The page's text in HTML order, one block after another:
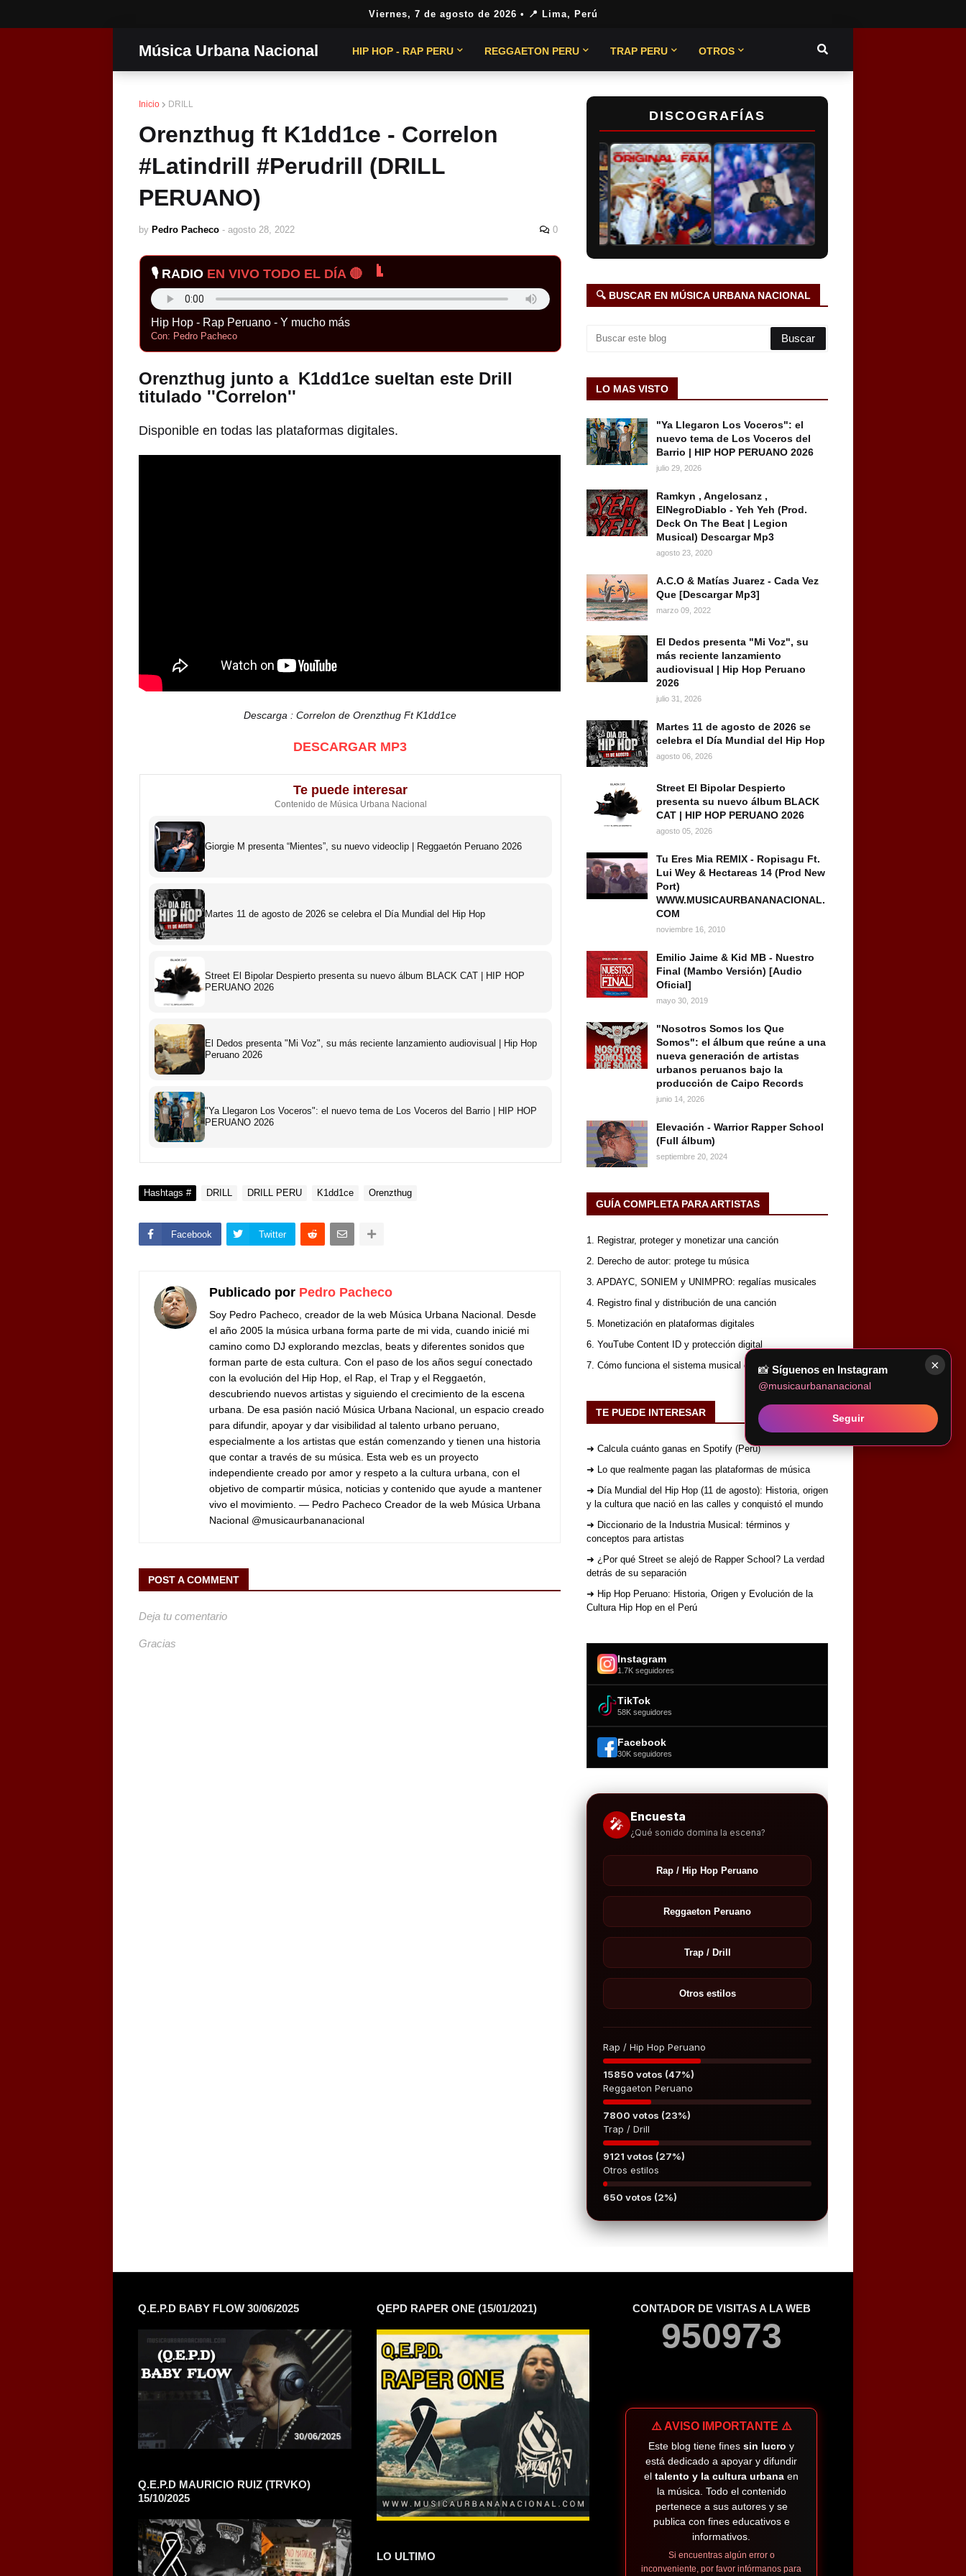
Viernes, 7 de agosto de 2026 • 📍 Lima, Perú
Música Urbana Nacional HIP HOP - RAP PERU REGGAETON PERU TRAP PERU OTROS
Inicio DRILL
Orenzthug ft K1dd1ce - Correlon
#Latindrill #Perudrill (DRILL
PERUANO)
by Pedro Pacheco - agosto 28, 2022 0
🎙️ RADIO EN VIVO TODO EL DÍA 🔴
Hip Hop - Rap Peruano - Y mucho más
Con: Pedro Pacheco
Orenzthug junto a K1dd1ce sueltan este Drill
titulado ''Correlon''
Disponible en todas las plataformas digitales.
Descarga : Correlon de Orenzthug Ft K1dd1ce
DESCARGAR MP3
Te puede interesar
Contenido de Música Urbana Nacional
Giorgie M presenta “Mientes”, su nuevo videoclip | Reggaetón Peruano 2026
Martes 11 de agosto de 2026 se celebra el Día Mundial del Hip Hop
Street El Bipolar Despierto presenta su nuevo álbum BLACK CAT | HIP HOP
PERUANO 2026
El Dedos presenta "Mi Voz", su más reciente lanzamiento audiovisual | Hip Hop
Peruano 2026
"Ya Llegaron Los Voceros": el nuevo tema de Los Voceros del Barrio | HIP HOP
PERUANO 2026
Hashtags # DRILL DRILL PERU K1dd1ce Orenzthug
Facebook Twitter
Publicado por Pedro Pacheco
Soy Pedro Pacheco, creador de la web Música Urbana Nacional. Desde
el año 2005 la música urbana forma parte de mi vida, cuando inicié mi
camino como DJ explorando mezclas, beats y diferentes sonidos que
forman parte de esta cultura. Con el paso de los años seguí conectado
con la evolución del Hip Hop, el Rap, el Trap y el Reggaetón,
descubriendo nuevos artistas y siguiendo el crecimiento de la escena
urbana. De esa pasión nació Música Urbana Nacional, un espacio creado
para difundir, apoyar y dar visibilidad al talento urbano peruano,
especialmente a los artistas que están comenzando y tienen una historia
que contar a través de su música. Esta web es un proyecto
independiente creado por amor y respeto a la cultura urbana, con el
objetivo de compartir música, noticias y contenido que ayude a mantener
vivo el movimiento. — Pedro Pacheco Creador de la web Música Urbana
Nacional @musicaurbananacional
POST A COMMENT
Deja tu comentario
Gracias
DISCOGRAFÍAS
🔍 BUSCAR EN MÚSICA URBANA NACIONAL
LO MAS VISTO
"Ya Llegaron Los Voceros": el
nuevo tema de Los Voceros del
Barrio | HIP HOP PERUANO 2026
julio 29, 2026
Ramkyn , Angelosanz ,
ElNegroDiablo - Yeh Yeh (Prod.
Deck On The Beat | Legion
Musical) Descargar Mp3
agosto 23, 2020
A.C.O & Matías Juarez - Cada Vez
Que [Descargar Mp3]
marzo 09, 2022
El Dedos presenta "Mi Voz", su
más reciente lanzamiento
audiovisual | Hip Hop Peruano
2026
julio 31, 2026
Martes 11 de agosto de 2026 se
celebra el Día Mundial del Hip Hop
agosto 06, 2026
Street El Bipolar Despierto
presenta su nuevo álbum BLACK
CAT | HIP HOP PERUANO 2026
agosto 05, 2026
Tu Eres Mia REMIX - Ropisagu Ft.
Lui Wey & Hectareas 14 (Prod New
Port)
WWW.MUSICAURBANANACIONAL.
COM
noviembre 16, 2010
Emilio Jaime & Kid MB - Nuestro
Final (Mambo Versión) [Audio
Oficial]
mayo 30, 2019
"Nosotros Somos los Que
Somos": el álbum que reúne a una
nueva generación de artistas
urbanos peruanos bajo la
producción de Caipo Records
junio 14, 2026
Elevación - Warrior Rapper School
(Full álbum)
septiembre 20, 2024
GUÍA COMPLETA PARA ARTISTAS
1. Registrar, proteger y monetizar una canción
2. Derecho de autor: protege tu música
3. APDAYC, SONIEM y UNIMPRO: regalías musicales
4. Registro final y distribución de una canción
5. Monetización en plataformas digitales
6. YouTube Content ID y protección digital
7. Cómo funciona el sistema musical completo
TE PUEDE INTERESAR
➜ Calcula cuánto ganas en Spotify (Perú)
➜ Lo que realmente pagan las plataformas de música
➜ Día Mundial del Hip Hop (11 de agosto): Historia, origen
y la cultura que nació en las calles y conquistó el mundo
➜ Diccionario de la Industria Musical: términos y
conceptos para artistas
➜ ¿Por qué Street se alejó de Rapper School? La verdad
detrás de su separación
➜ Hip Hop Peruano: Historia, Origen y Evolución de la
Cultura Hip Hop en el Perú
Instagram
1.7K seguidores
TikTok
58K seguidores
Facebook
30K seguidores
🎤 Encuesta
¿Qué sonido domina la escena?
Rap / Hip Hop Peruano
Reggaeton Peruano
Trap / Drill
Otros estilos
Rap / Hip Hop Peruano
15850 votos (47%)
Reggaeton Peruano
7800 votos (23%)
Trap / Drill
9121 votos (27%)
Otros estilos
650 votos (2%)
×
📸 Síguenos en Instagram
@musicaurbananacional
Seguir
Q.E.P.D BABY FLOW 30/06/2025
Q.E.P.D MAURICIO RUIZ (TRVKO)
15/10/2025
QEPD RAPER ONE (15/01/2021)
LO ULTIMO
CONTADOR DE VISITAS A LA WEB
950973
⚠️ AVISO IMPORTANTE ⚠️
Este blog tiene finessin lucro y
está dedicado a apoyar y difundir
eltalento y la cultura urbana en
la música. Todo el contenido
pertenece a sus autores y se
publica con fines educativos e
informativos.
Si encuentras algún error o
inconveniente, por favor infórmanos para